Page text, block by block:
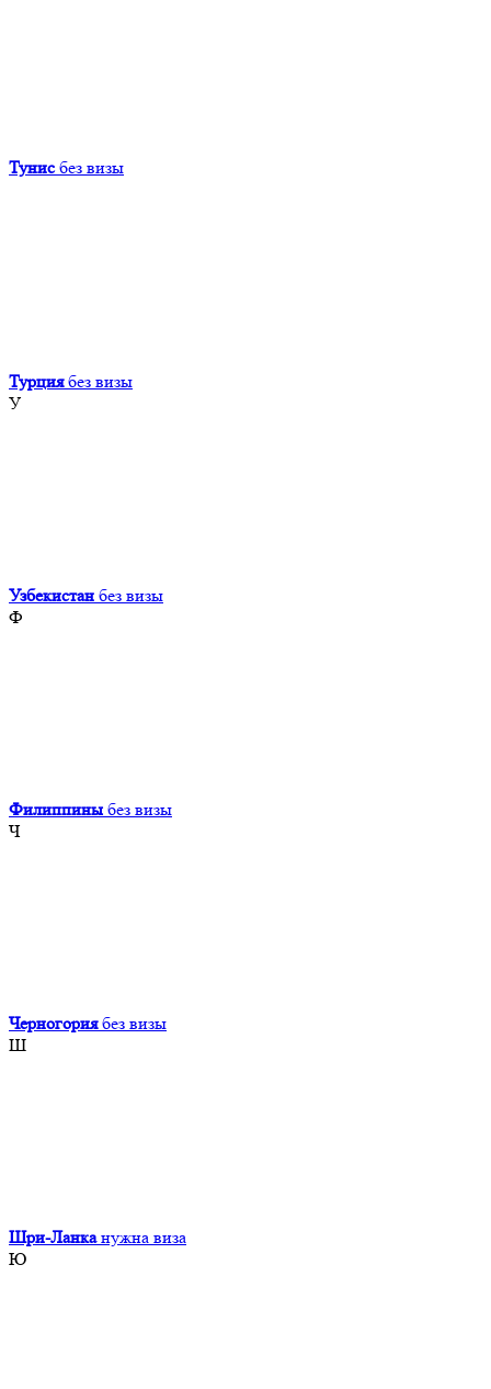
Тунис без визы
Турция без визы
У
Узбекистан без визы
Ф
Филиппины без визы
Ч
Черногория без визы
Ш
Шри-Ланка нужна виза
Ю